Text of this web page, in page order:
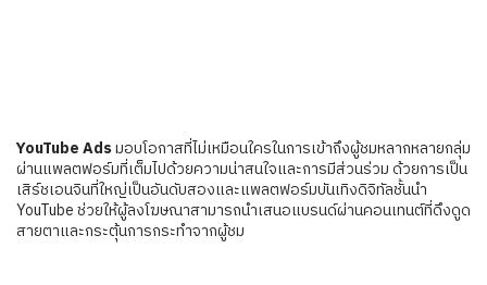
YouTube Adsมอบโอกาสที่ไม่เหมือนใครในการเข้าถึงผู้ชมหลากหลายกลุ่ม
ผ่านแพลตฟอร์มที่เต็มไปด้วยความน่าสนใจและการมีส่วนร่วม ด้วยการเป็น
เสิร์ชเอนจินที่ใหญ่เป็นอันดับสองและแพลตฟอร์มบันเทิงดิจิทัลชั้นนำ
YouTube ช่วยให้ผู้ลงโฆษณาสามารถนำเสนอแบรนด์ผ่านคอนเทนต์ที่ดึงดูด
สายตาและกระตุ้นการกระทำจากผู้ชม